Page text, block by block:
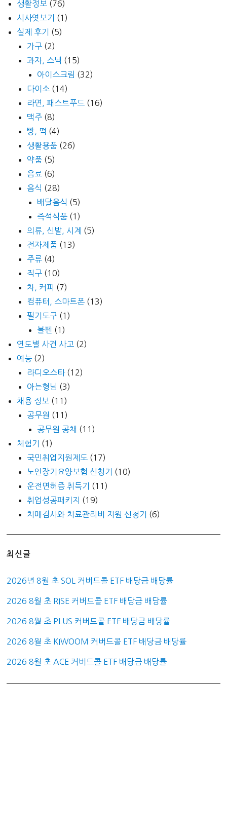
생활정보 (76)
시사엿보기
(1)
실제 후기
(5)
가구 (2)
과자, 스낵 (15)
아이스크림 (32)
다이소 (14)
라면, 패스트푸드 (16)
맥주 (8)
빵, 떡 (4)
생활용품 (26)
약품 (5)
음료 (6)
음식 (28)
배달음식 (5)
즉석식품 (1)
의류, 신발, 시계 (5)
전자제품 (13)
주류 (4)
직구 (10)
차, 커피 (7)
컴퓨터, 스마트폰 (13)
필기도구 (1)
볼펜 (1)
연도별 사건 사고 (2)
예능 (2)
라디오스타(12)
아는형님 (3)
채용 정보 (11)
공무원 (11)
공무원 공채 (11)
체험기
(1)
국민취업지원제도 (17)
노인장기요양보험 신청기
(10)
운전면허증 취득기
(11)
취업성공패키지
(19)
치매검사와 치료관리비 지원 신청기
(6)
최신글
2026년 8월 초 SOL 커버드콜 ETF 배당금 배당률
2026 8월 초 RISE 커버드콜 ETF 배당금 배당률
2026 8월 초 PLUS 커버드콜 ETF 배당금 배당률
2026 8월 초 KIWOOM 커버드콜 ETF 배당금 배당률
2026 8월 초 ACE 커버드콜 ETF 배당금 배당률